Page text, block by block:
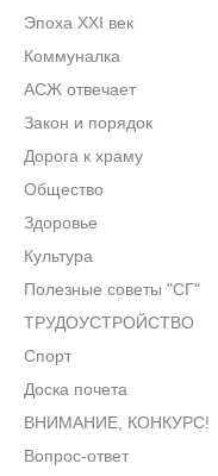
Эпоха XXI век
Коммуналка
АСЖ отвечает
Закон и порядок
Дорога к храму
Общество
Здоровье
Культура
Полезные советы "СГ"
ТРУДОУСТРОЙСТВО
Спорт
Доска почета
ВНИМАНИЕ, КОНКУРС!
Вопрос-ответ